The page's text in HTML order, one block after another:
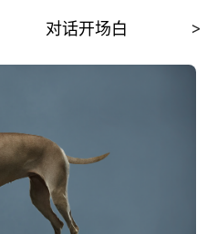
>
对话开场白 相